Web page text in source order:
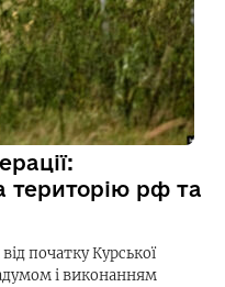
територію рф та
початку Курської
і виконанням